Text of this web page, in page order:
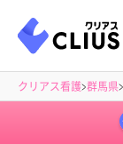
クリアス看護 群馬県